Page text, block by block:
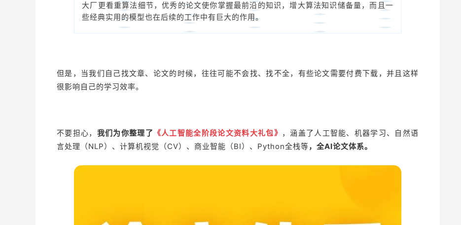
大厂更看重算法细节，优秀的论文使你掌握最前沿的知识，增大算法知识储备量，而且一
些经典实用的模型也在后续的工作中有巨大的作用。
但是，当我们自己找文章、论文的时候，往往可能不会找、找不全，有些论文需要付费下载，并且这样
很影响自己的学习效率。
不要担心， 我们为你整理了 《人工智能全阶段论文资料大礼包》 ，涵盖了人工智能、机器学习、自然语
言处理（NLP）、计算机视觉（CV）、商业智能（BI）、Python全栈等，全AI论文体系。